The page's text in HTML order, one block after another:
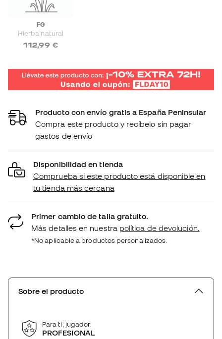
FG
Hierba natural
112,99 €
Producto con envío gratis a España Peninsular
Compra este producto y recíbelo sin pagar
gastos de envío
Disponibilidad en tienda
Comprueba si este producto está disponible en
tu tienda más cercana
Primer cambio de talla gratuito.
Más detalles en nuestra política de devolución.
*No aplicable a productos personalizados.
Sobre el producto
Para ti, jugador:
PROFESIONAL